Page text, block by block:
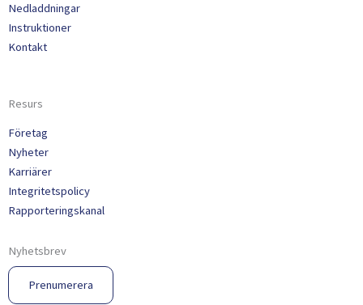
Nedladdningar
Instruktioner
Kontakt
Resurs
Företag
Nyheter
Karriärer
Integritetspolicy
Rapporteringskanal
Nyhetsbrev
Prenumerera